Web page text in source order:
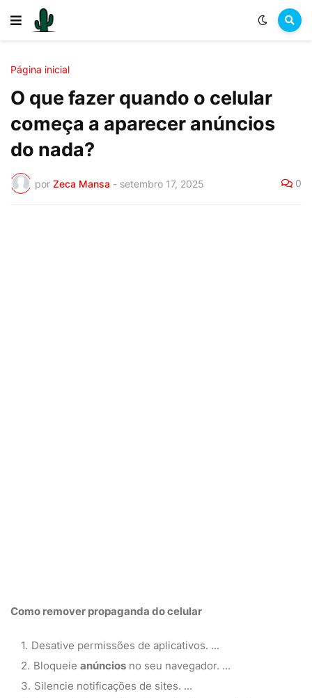
Página inicial
O que fazer quando o celular
começa a aparecer anúncios
do nada?
por Zeca Mansa - setembro 17, 2025 0
Como remover propaganda docelular
Desative permissões de aplicativos. ...
Bloqueie anúncios no seu navegador. ...
Silencie notificações de sites. ...